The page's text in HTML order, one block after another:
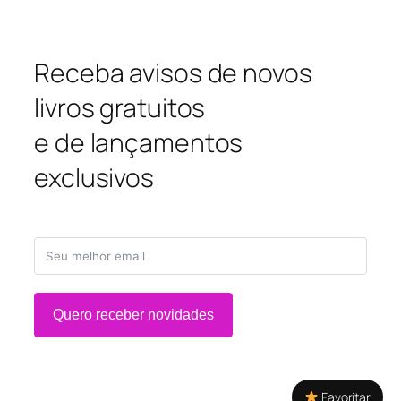
Receba avisos de novos
livros gratuitos
e de lançamentos
exclusivos
Quero receber novidades
Favoritar